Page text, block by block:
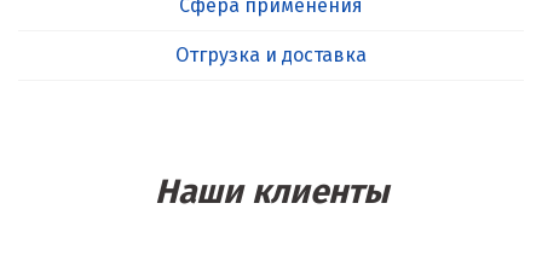
Сфера применения
Отгрузка и доставка
Наши клиенты